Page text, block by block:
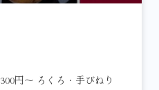
円～ ろくろ・手びねり